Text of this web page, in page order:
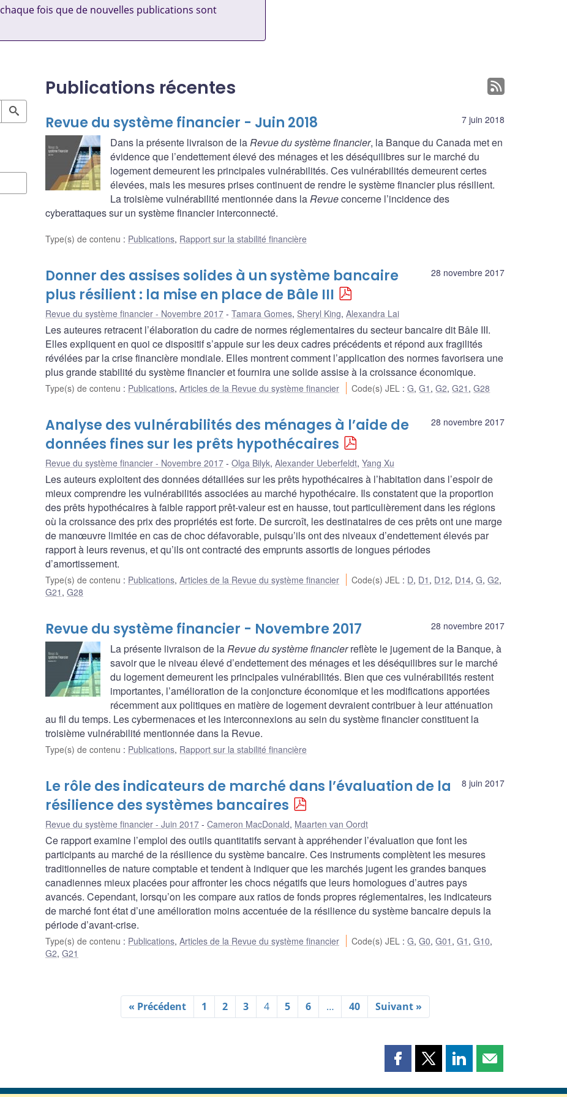
chaque fois que de nouvelles publications sont
Publications récentes
7 juin 2018
Revue du système financier - Juin 2018
Dans la présente livraison de laRevue du système financier, la Banque du Canada met en
évidence que l’endettement élevé des ménages et les déséquilibres sur le marché du
logement demeurent les principales vulnérabilités. Ces vulnérabilités demeurent certes
élevées, mais les mesures prises continuent de rendre le système financier plus résilient.
La troisième vulnérabilité mentionnée dans laRevueconcerne l’incidence des
cyberattaques sur un système financier interconnecté.
Type(s) de contenu : Publications, Rapport sur la stabilité financière
28 novembre 2017
Donner des assises solides à un système bancaire
plus résilient : la mise en place de Bâle III
Revue du système financier - Novembre 2017 Tamara Gomes, Sheryl King, Alexandra Lai
Les auteures retracent l’élaboration du cadre de normes réglementaires du secteur bancaire dit Bâle III.
Elles expliquent en quoi ce dispositif s’appuie sur les deux cadres précédents et répond aux fragilités
révélées par la crise financière mondiale. Elles montrent comment l’application des normes favorisera une
plus grande stabilité du système financier et fournira une solide assise à la croissance économique.
Type(s) de contenu : Publications, Articles de la Revue du système financier Code(s) JEL :G,G1 ,G2,G21 ,G28
28 novembre 2017
Analyse des vulnérabilités des ménages à l’aide de
données fines sur les prêts hypothécaires
Revue du système financier - Novembre 2017 Olga Bilyk, Alexander Ueberfeldt, Yang Xu
Les auteurs exploitent des données détaillées sur les prêts hypothécaires à l’habitation dans l’espoir de
mieux comprendre les vulnérabilités associées au marché hypothécaire. Ils constatent que la proportion
des prêts hypothécaires à faible rapport prêt-valeur est en hausse, tout particulièrement dans les régions
où la croissance des prix des propriétés est forte. De surcroît, les destinataires de ces prêts ont une marge
de manœuvre limitée en cas de choc défavorable, puisqu’ils ont des niveaux d’endettement élevés par
rapport à leurs revenus, et qu’ils ont contracté des emprunts assortis de longues périodes
d’amortissement.
Type(s) de contenu : Publications, Articles de la Revue du système financier Code(s) JEL : D, D1 , D12, D14,G,G2,
G21 , G28
28 novembre 2017
Revue du système financier - Novembre 2017
La présente livraison de laRevue du système financierreflète le jugement de la Banque, à
savoir que le niveau élevé d’endettement des ménages et les déséquilibres sur le marché
du logement demeurent les principales vulnérabilités. Bien que ces vulnérabilités restent
importantes, l’amélioration de la conjoncture économique et les modifications apportées
récemment aux politiques en matière de logement devraient contribuer à leur atténuation
au fil du temps. Les cybermenaces et les interconnexions au sein du système financier constituent la
troisième vulnérabilité mentionnée dans la Revue.
Type(s) de contenu : Publications, Rapport sur la stabilité financière
8 juin 2017
Le rôle des indicateurs de marché dans l’évaluation de la
résilience des systèmes bancaires
Revue du système financier - Juin 2017 Cameron MacDonald, Maarten van Oordt
Ce rapport examine l’emploi des outils quantitatifs servant à appréhender l’évaluation que font les
participants au marché de la résilience du système bancaire. Ces instruments complètent les mesures
traditionnelles de nature comptable et tendent à indiquer que les marchés jugent les grandes banques
canadiennes mieux placées pour affronter les chocs négatifs que leurs homologues d’autres pays
avancés. Cependant, lorsqu’on les compare aux ratios de fonds propres réglementaires, les indicateurs
de marché font état d’une amélioration moins accentuée de la résilience du système bancaire depuis la
période d’avant-crise.
Type(s) de contenu : Publications, Articles de la Revue du système financier Code(s) JEL :G,G0,G01 ,G1 ,G10,
G2, G21
« Précédent 1 2 3 4 5 6 … 40 Suivant »
Partager
page
Partager
page
Partager
page
Partager
page